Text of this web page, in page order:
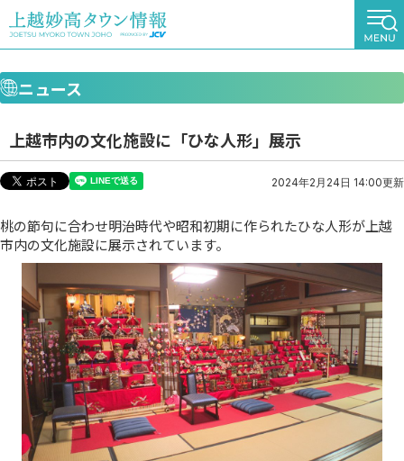
ニュース
上越市内の文化施設に「ひな人形」展示
2024年2月24日 14:00更新
桃の節句に合わせ明治時代や昭和初期に作られたひな人形が上越
市内の文化施設に展示されています。